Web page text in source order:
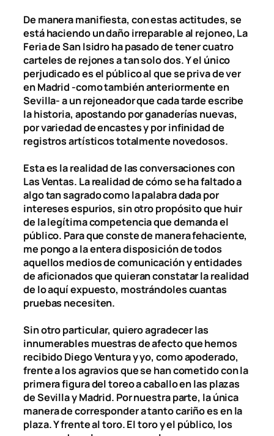
De manera manifiesta, con estas actitudes, se
está haciendo un daño irreparable al rejoneo, La
Feria de San Isidro ha pasado de tener cuatro
carteles de rejones a tan solo dos. Y el único
perjudicado es el público al que se priva de ver
en Madrid -como también anteriormente en
Sevilla- a un rejoneador que cada tarde escribe
la historia, apostando por ganaderías nuevas,
por variedad de encastes y por infinidad de
registros artísticos totalmente novedosos.
Esta es la realidad de las conversaciones con
Las Ventas. La realidad de cómo se ha faltado a
algo tan sagrado como la palabra dada por
intereses espurios, sin otro propósito que huir
de la legítima competencia que demanda el
público. Para que conste de manera fehaciente,
me pongo a la entera disposición de todos
aquellos medios de comunicación y entidades
de aficionados que quieran constatar la realidad
de lo aquí expuesto, mostrándoles cuantas
pruebas necesiten.
Sin otro particular, quiero agradecer las
innumerables muestras de afecto que hemos
recibido Diego Ventura y yo, como apoderado,
frente a los agravios que se han cometido con la
primera figura del toreo a caballo en las plazas
de Sevilla y Madrid. Por nuestra parte, la única
manera de corresponder a tanto cariño es en la
plaza. Y frente al toro. El toro y el público, los